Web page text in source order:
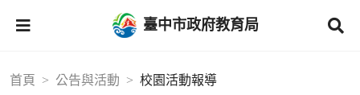
臺中市政府教育局
首頁 公告與活動 校園活動報導